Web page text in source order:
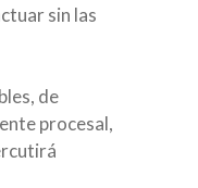
sin las
de
procesal,